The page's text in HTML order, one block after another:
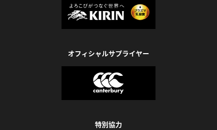
オフィシャルサプライヤー
特別協力